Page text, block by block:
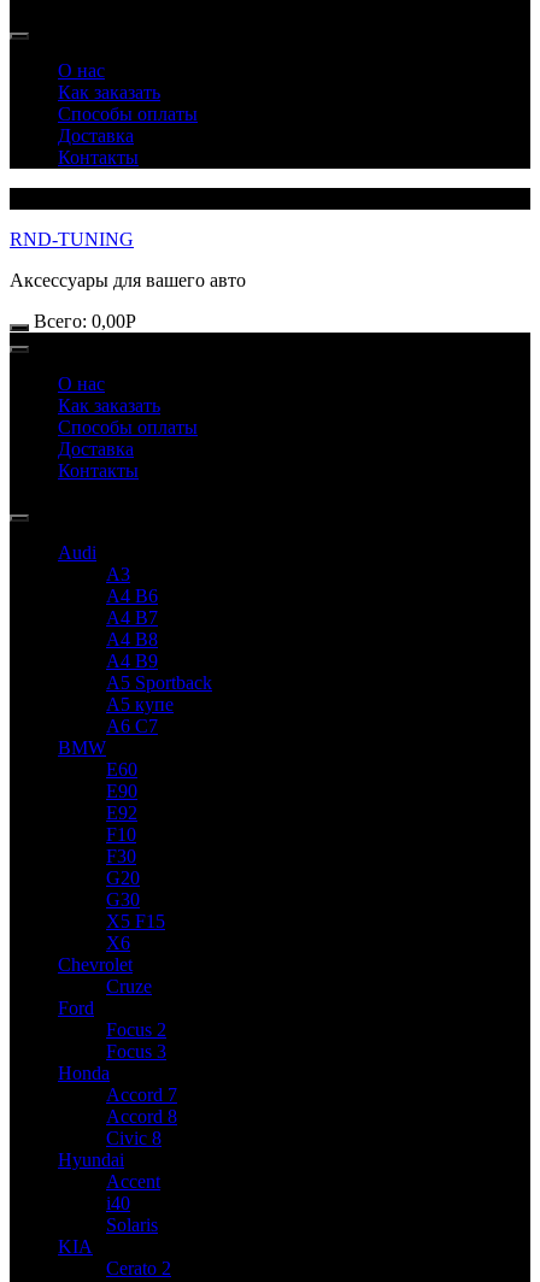
О нас
Как заказать
Способы оплаты
Доставка
Контакты
RND-TUNING
Аксессуары для вашего авто
Всего: 0,00Р
О нас
Как заказать
Способы оплаты
Доставка
Контакты
Audi
A3
A4 B6
A4 B7
A4 B8
A4 B9
A5 Sportback
A5 купе
A6 C7
BMW
E60
E90
E92
F10
F30
G20
G30
X5 F15
X6
Chevrolet
Cruze
Ford
Focus 2
Focus 3
Honda
Accord 7
Accord 8
Civic 8
Hyundai
Accent
i40
Solaris
KIA
Cerato 2